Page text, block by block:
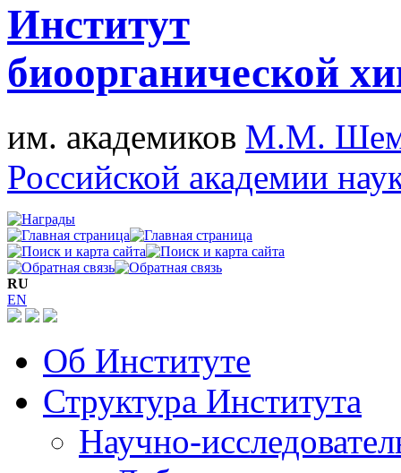
Институт
биоорганической
им. академиков М.М.
Российской академии
RU
EN
Об Институте
Структура Института
Научно-